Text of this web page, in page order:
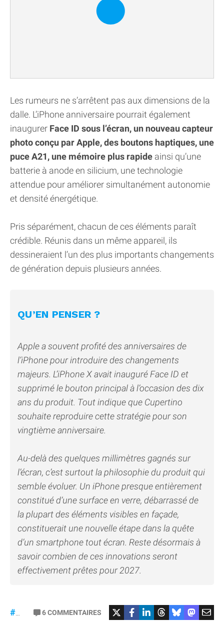
Les rumeurs ne s’arrêtent pas aux dimensions de la
dalle. L’iPhone anniversaire pourrait également
inaugurer Face ID sous l’écran, un nouveau capteur
photo conçu par Apple, des boutons haptiques, une
puce A21, une mémoire plus rapide ainsi qu’une
batterie à anode en silicium, une technologie
attendue pour améliorer simultanément autonomie
et densité énergétique.
Pris séparément, chacun de ces éléments paraît
crédible. Réunis dans un même appareil, ils
dessineraient l’un des plus importants changements
de génération depuis plusieurs années.
QU’EN PENSER ?
Apple a souvent profité des anniversaires de
l’iPhone pour introduire des changements
majeurs. L’iPhone X avait inauguré Face ID et
supprimé le bouton principal à l’occasion des dix
ans du produit. Tout indique que Cupertino
souhaite reproduire cette stratégie pour son
vingtième anniversaire.
Au-delà des quelques millimètres gagnés sur
l’écran, c’est surtout la philosophie du produit qui
semble évoluer. Un iPhone presque entièrement
constitué d’une surface en verre, débarrassé de
la plupart des éléments visibles en façade,
constituerait une nouvelle étape dans la quête
d’un smartphone tout écran. Reste désormais à
savoir combien de ces innovations seront
effectivement prêtes pour 2027.
6COMMENTAIRES